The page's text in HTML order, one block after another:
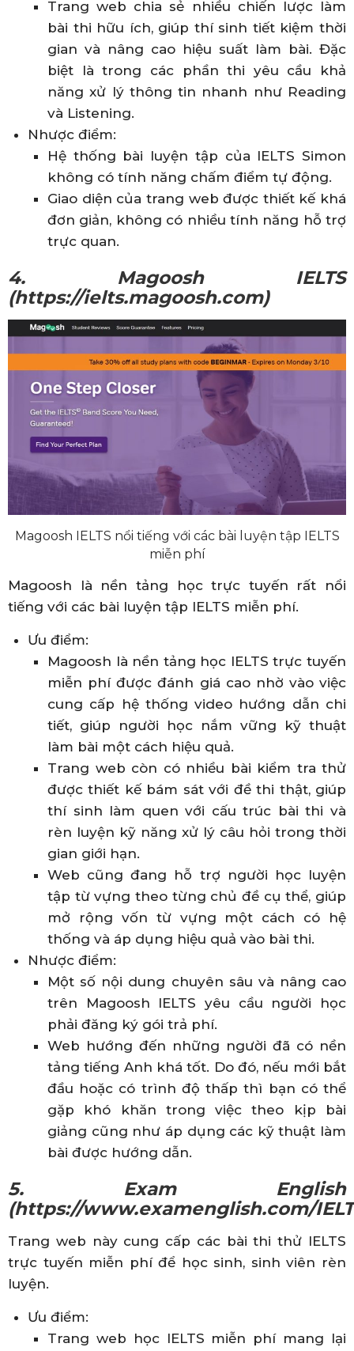
Trang web chia sẻ nhiều chiến lược làm
bài thi hữu ích, giúp thí sinh tiết kiệm thời
gian và nâng cao hiệu suất làm bài. Đặc
biệt là trong các phần thi yêu cầu khả
năng xử lý thông tin nhanh như Reading
và Listening.
Nhược điểm:
Hệ thống bài luyện tập của IELTS Simon
không có tính năng chấm điểm tự động.
Giao diện của trang web được thiết kế khá
đơn giản, không có nhiều tính năng hỗ trợ
trực quan.
4. Magoosh IELTS
(https://ielts.magoosh.com)
Magoosh IELTS nổi tiếng với các bài luyện tập IELTS
miễn phí
Magoosh là nền tảng học trực tuyến rất nổi
tiếng với các bài luyện tập IELTS miễn phí.
Ưu điểm:
Magoosh là nền tảng học IELTS trực tuyến
miễn phí được đánh giá cao nhờ vào việc
cung cấp hệ thống video hướng dẫn chi
tiết, giúp người học nắm vững kỹ thuật
làm bài một cách hiệu quả.
Trang web còn có nhiều bài kiểm tra thử
được thiết kế bám sát với đề thi thật, giúp
thí sinh làm quen với cấu trúc bài thi và
rèn luyện kỹ năng xử lý câu hỏi trong thời
gian giới hạn.
Web cũng đang hỗ trợ người học luyện
tập từ vựng theo từng chủ đề cụ thể, giúp
mở rộng vốn từ vựng một cách có hệ
thống và áp dụng hiệu quả vào bài thi.
Nhược điểm:
Một số nội dung chuyên sâu và nâng cao
trên Magoosh IELTS yêu cầu người học
phải đăng ký gói trả phí.
Web hướng đến những người đã có nền
tảng tiếng Anh khá tốt. Do đó, nếu mới bắt
đầu hoặc có trình độ thấp thì bạn có thể
gặp khó khăn trong việc theo kịp bài
giảng cũng như áp dụng các kỹ thuật làm
bài được hướng dẫn.
5. Exam English
(https://www.examenglish.com/
Trang web này cung cấp các bài thi thử IELTS
trực tuyến miễn phí để học sinh, sinh viên rèn
luyện.
Ưu điểm:
Trang web học IELTS miễn phí mang lại